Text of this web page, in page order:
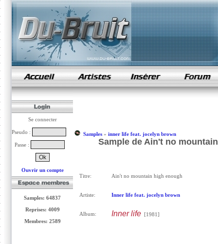
samples de rap
Se connecter
Pseudo :
Passe :
Ouvrir un compte
Samples: 64837
Reprises: 4009
Membres: 2589
Samples» inner life feat. jocelyn brown
Sample de Ain't no
Titre: Ain't no mountain high enough
Artiste: Inner life feat. jocelyn brown
Album: Inner life[1981]